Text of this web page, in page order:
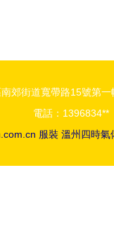
郊街道寬帶路15號第
電話：1396834**
服裝 溫州四時氣